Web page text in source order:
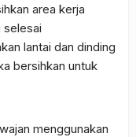
area kerja
selesai
lantai dan dinding
bersihkan untuk
menggunakan